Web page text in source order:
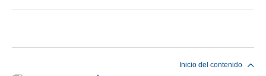
Inicio del contenido